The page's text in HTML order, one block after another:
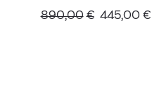
890,00 € 445,00 €